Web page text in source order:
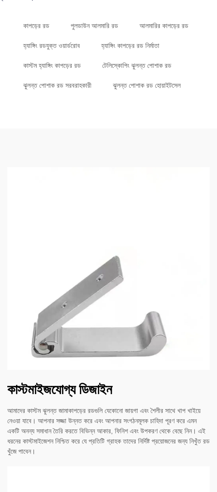
কাপড়ের রড পুলডাউন আলমারি রড আলমারির কাপড়ের রড
হ্যাঙ্গিং রডযুক্ত ওয়ার্ডরোব হ্যাঙ্গিং কাপড়ের রড নির্মাতা
কাস্টম হ্যাঙ্গিং কাপড়ের রড টেলিস্কোপিং ঝুলন্ত পোশাক রড
ঝুলন্ত পোশাক রড সরবরাহকারী ঝুলন্ত পোশাক রড হোয়াইটসেল
কাস্টমাইজযোগ্য ডিজাইন
আমাদের কাস্টম ঝুলন্ত জামাকাপড়ের রডগুলি যেকোনো জায়গা এবং শৈলীর সাথে খাপ খাইয়ে
নেওয়া যাবে। আপনার সজ্জা উন্নত করে এবং আপনার সংগঠনমূলক চাহিদা পূরণ করে এমন
একটি অনন্য সমাধান তৈরি করতে বিভিন্ন আকার, ফিনিশ এবং উপকরণ থেকে বেছে নিন। এই
ধরনের কাস্টমাইজেশন নিশ্চিত করে যে প্রতিটি গ্রাহক তাদের নির্দিষ্ট প্রয়োজনের জন্য নিখুঁত রড
খুঁজে পাবেন।